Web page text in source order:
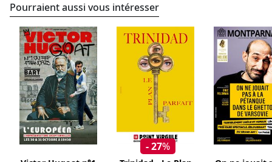
Pourraient aussi vous intéresser
- 27%